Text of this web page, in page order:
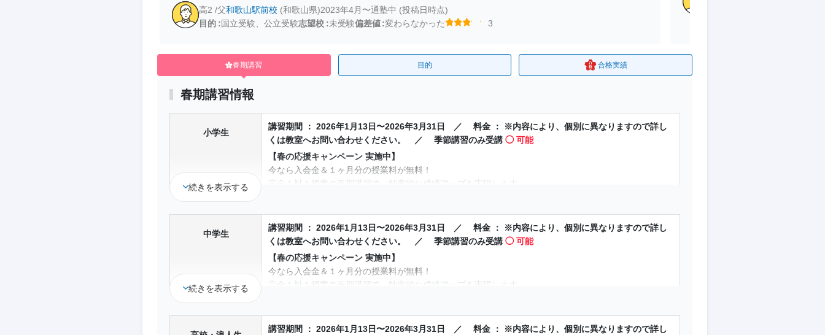
高2 /父和歌山駅前校 (和歌山県)2023年4月〜通塾中 (投稿日時点)
目的
国立受験、公立受験志望校 未受験偏差値 変わらなかった 3
春期講習 目的 合格実績
春期講習情報
小学生
講習期間 ： 2026年1月13日〜2026年3月31日 ／ 料金 ： ※内容により、個別に異なりますので詳し
くは教室へお問い合わせください。 ／ 季節講習のみ受講 ◯ 可能
【春の応援キャンペーン 実施中】
今なら入会金＆１ヶ月分の授業料が無料！
完全１対１授業の春期講習で、効率的な成績アップを実現します。
授業料1ヶ月分とは、お申し込みいただいたコースの120分授業×4コマ分。
小学生コースは授業時間が異なる場合があります。詳しくはお問い合わせください。
【時間割】
カリキュラムは生徒一人ひとりの目標や学力に合わせ、オーダーメイドで作成します。
【春期講習のみの受講も可能】
〇トライのマンツーマン春期講習のポイント〇
お子さまの学力や個性に合う講師による、１対１の「完全マンツーマン授業」
続きを表示する
中学生
講習期間 ： 2026年1月13日〜2026年3月31日 ／ 料金 ： ※内容により、個別に異なりますので詳し
くは教室へお問い合わせください。 ／ 季節講習のみ受講 ◯ 可能
【春の応援キャンペーン 実施中】
今なら入会金＆１ヶ月分の授業料が無料！
完全１対１授業の春期講習で、効率的な成績アップを実現します。
授業料1ヶ月分とは、お申し込みいただいたコースの120分授業×4コマ分。
続きを表示する
講習期間 ： 2026年1月13日〜2026年3月31日 ／ 料金 ： ※内容により、個別に異なりますので詳し